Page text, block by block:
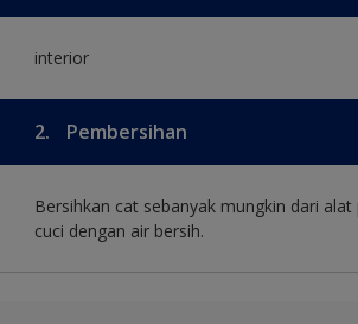
interior
2. Pembersihan
Bersihkan cat sebanyak mungkin dari
cuci dengan air bersih.